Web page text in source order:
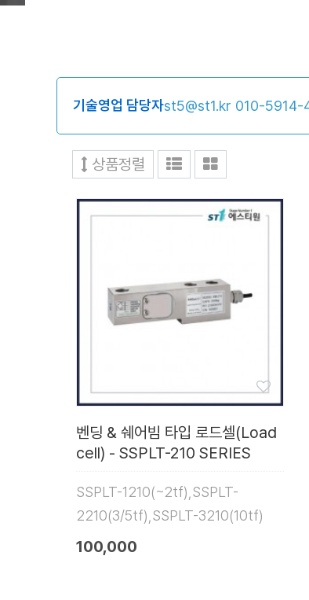
기술영업 담당자st5@st1.kr 010-5914-
상품정렬
벤딩 & 쉐어빔 타입 로드셀(Load
cell) - SSPLT-210 SERIES
SSPLT-1210(~2tf),SSPLT-
2210(3/5tf),SSPLT-3210(10tf)
100,000